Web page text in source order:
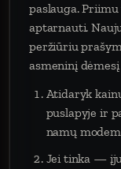
paslauga.
aptarnauti.
peržiūriu
asmeninį
Atidaryk
puslapyje ir
namų
Jei tinka —